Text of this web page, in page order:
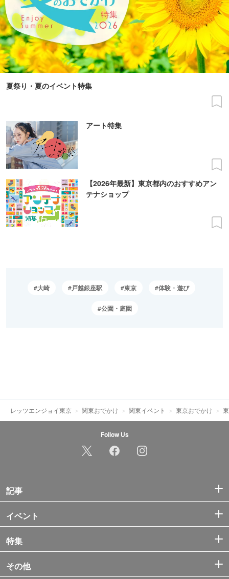
夏祭り・夏のイベント特集
アート特集
【2026年最新】東京都内のおすすめアン
テナショップ
大崎 戸越銀座駅 東京 体験・遊び
公園・庭園
レッツエンジョイ東京 関東おでかけ 関東イベント 東京おでかけ
Follow Us
記事
イベント
特集
その他